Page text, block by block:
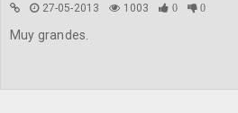
27-05-2013 1003 0 0
Muy grandes.